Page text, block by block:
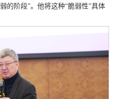
的阶段”。他将这种“脆弱性”具体